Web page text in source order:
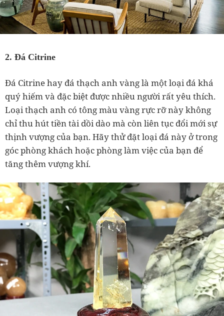
2. Đá Citrine
Đá Citrine hay đá thạch anh vàng là một loại đá khá
quý hiếm và đặc biệt được nhiều người rất yêu thích.
Loại thạch anh có tông màu vàng rực rỡ này không
chỉ thu hút tiền tài dồi dào mà còn liên tục đổi mới sự
thịnh vượng của bạn. Hãy thử đặt loại đá này ở trong
góc phòng khách hoặc phòng làm việc của bạn để
tăng thêm vượng khí.